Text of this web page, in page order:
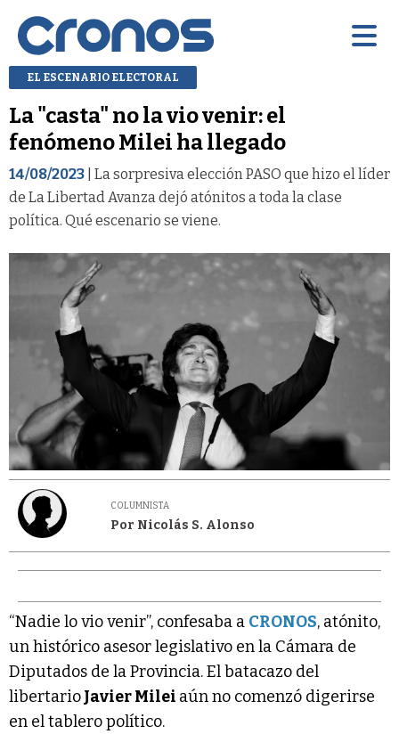
EL ESCENARIO ELECTORAL
La "casta" no la vio venir: el
fenómeno Milei ha llegado
14/08/2023 | La sorpresiva elección PASO que hizo el líder
de La Libertad Avanza dejó atónitos a toda la clase
política. Qué escenario se viene.
COLUMNISTA
Por Nicolás S. Alonso
“Nadie lo vio venir”, confesaba a CRONOS, atónito,
un histórico asesor legislativo en la Cámara de
Diputados de la Provincia. El batacazo del
libertarioJavier Milei aún no comenzó digerirse
en el tablero político.